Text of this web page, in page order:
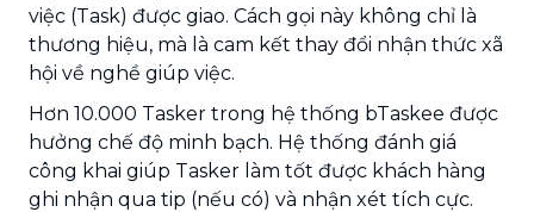
việc (Task) được giao. Cách gọi này không chỉ là
thương hiệu, mà là cam kết thay đổi nhận thức xã
hội về nghề giúp việc.
Hơn 10.000 Tasker trong hệ thống bTaskee được
hưởng chế độ minh bạch. Hệ thống đánh giá
công khai giúp Tasker làm tốt được khách hàng
ghi nhận qua tip (nếu có) và nhận xét tích cực.